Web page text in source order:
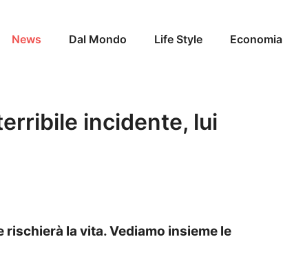
News Dal Mondo Life Style Economia
incidente, lui
la vita. Vediamo insieme le